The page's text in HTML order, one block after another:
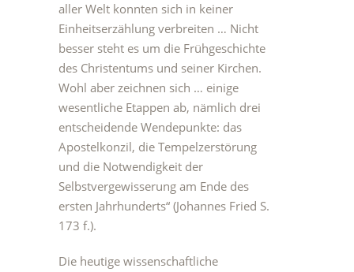
aller Welt konnten sich in keiner
Einheitserzählung verbreiten … Nicht
besser steht es um die Frühgeschichte
des Christentums und seiner Kirchen.
Wohl aber zeichnen sich … einige
wesentliche Etappen ab, nämlich drei
entscheidende Wendepunkte: das
Apostelkonzil, die Tempelzerstörung
und die Notwendigkeit der
Selbstvergewisserung am Ende des
ersten Jahrhunderts“ (Johannes Fried S.
173 f.).
Die heutige wissenschaftliche